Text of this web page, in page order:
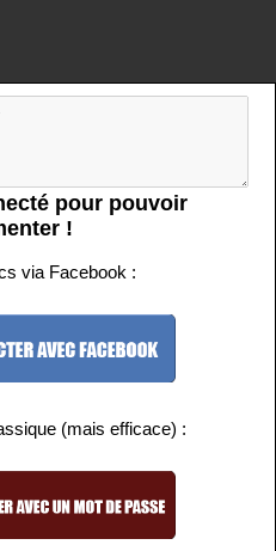
pour pouvoir
!
via Facebook :
(mais efficace) :